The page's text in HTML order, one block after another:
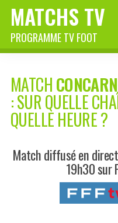
MATCHS TV
PROGRAMME TV FOOT
MATCH
: SUR QUELLE
QUELLE HEURE ?
Match diffusé en
19h30 sur